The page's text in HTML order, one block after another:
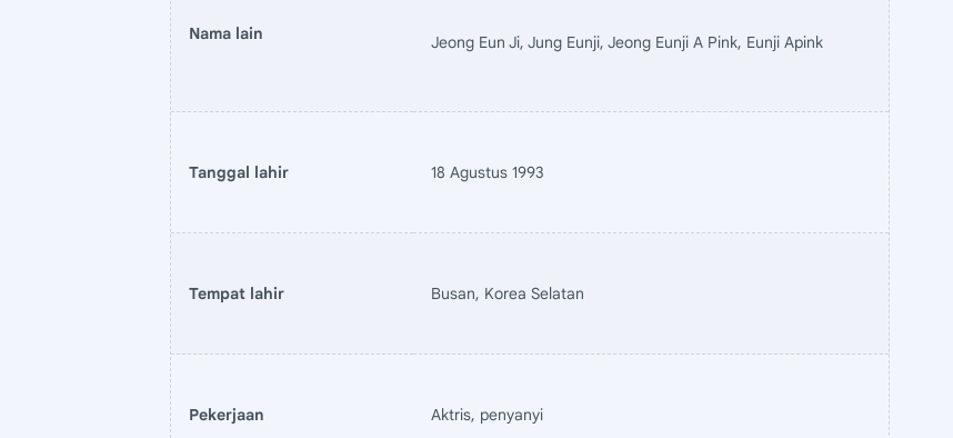
Nama lain Jeong Eun Ji, Jung Eunji, Jeong Eunji A Pink, Eunji Apink
Tanggal lahir 18 Agustus 1993
Tempat lahir Busan, Korea Selatan
Pekerjaan Aktris, penyanyi